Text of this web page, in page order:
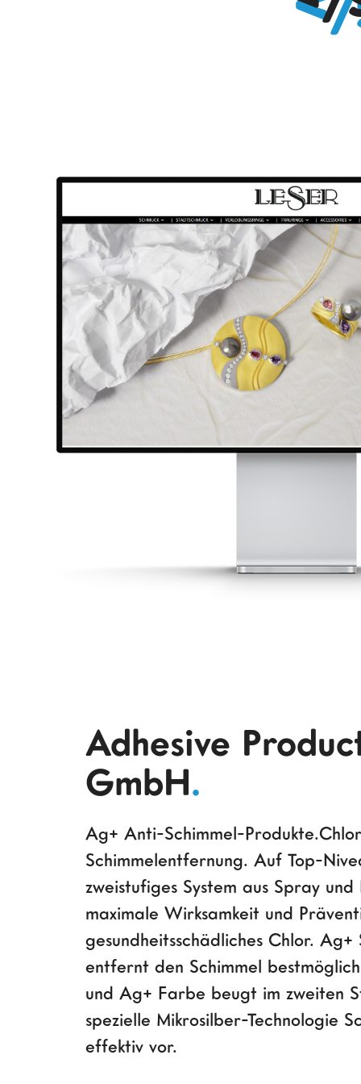
Adhesive
GmbH.
Ag+ Anti-Schimmel-
Schimmelentfernung. Auf Top-
zweistufiges System aus Spray
maximale Wirksamkeit und
gesundheitsschädliches Chlor. Ag+
entfernt den Schimmel
und Ag+ Farbe beugt im zweiten
spezielle Mikrosilber-Technologie
effektiv vor.